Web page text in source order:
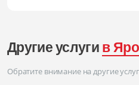
Другие услуги в
Обратите внимание на другие